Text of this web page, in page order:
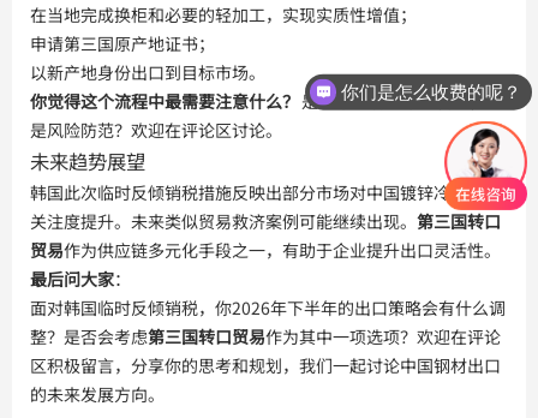
在当地完成换柜和必要的轻加工，实现实质性增值；
申请第三国原产地证书；
以新产地身份出口到目标市场。
你觉得这个流程中最需要注意什么？ 是成本控制、单证管理，还
是风险防范？欢迎在评论区讨论。
未来趋势展望
韩国此次临时反倾销税措施反映出部分市场对中国镀锌冷轧钢的
关注度提升。未来类似贸易救济案例可能继续出现。 第三国转口
贸易作为供应链多元化手段之一，有助于企业提升出口灵活性。
最后问大家：
面对韩国临时反倾销税，你2026年下半年的出口策略会有什么调
整？是否会考虑第三国转口贸易作为其中一项选项？欢迎在评论
区积极留言，分享你的思考和规划，我们一起讨论中国钢材出口
的未来发展方向。
你们是怎么收费的呢？